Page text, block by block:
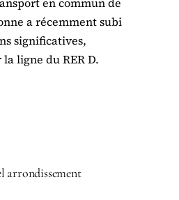
a récemment subi
significatives,
ligne du RER D.
arrondissement